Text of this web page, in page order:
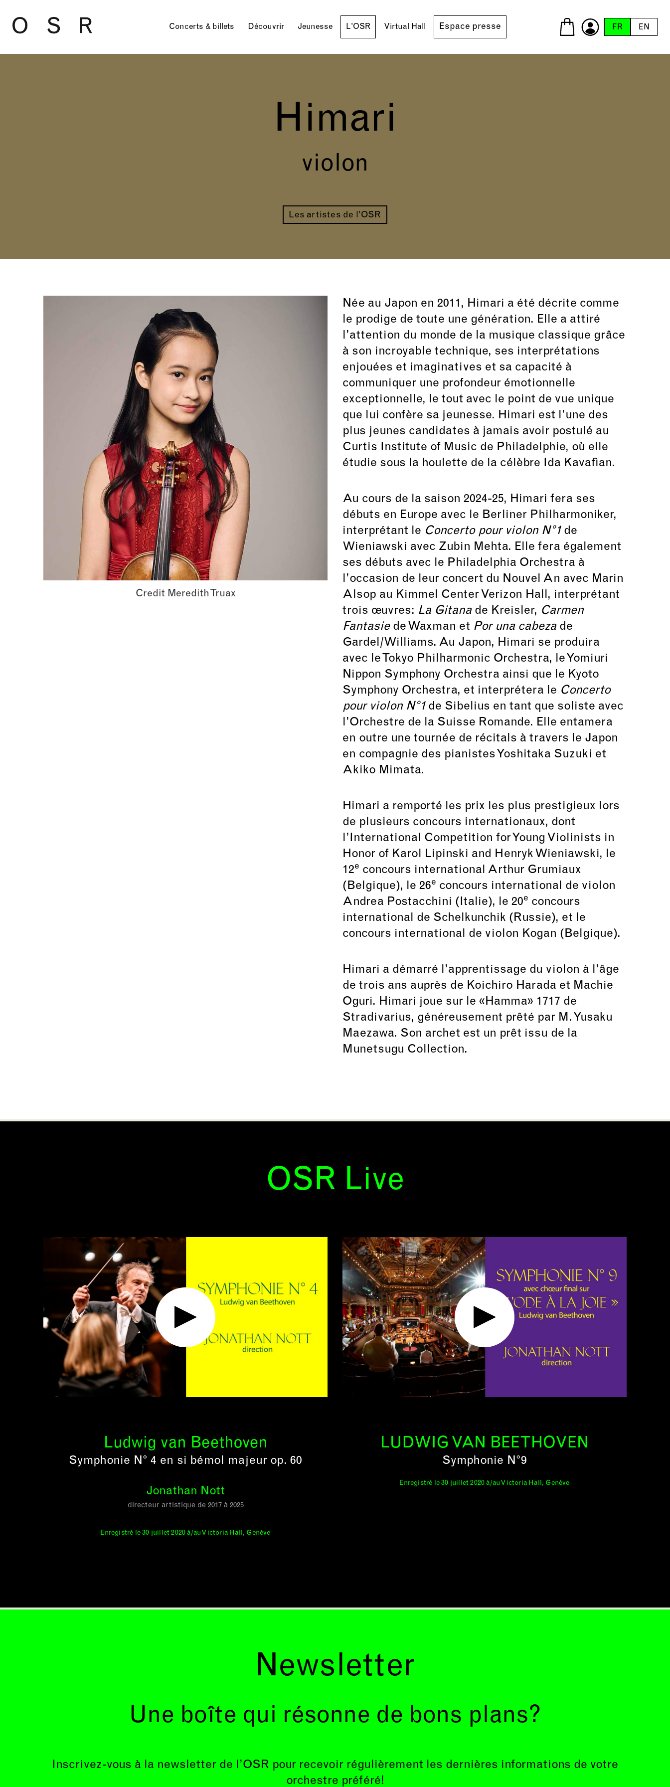
Concerts & billets Découvrir Jeunesse L'OSR Virtual Hall Espace presse FR EN
Himari
violon
Les artistes de l’OSR
Credit Meredith Truax
Née au Japon en 2011, Himari a été décrite comme
le prodige de toute une génération. Elle a attiré
l’attention du monde de la musique classique grâce
à son incroyable technique, ses interprétations
enjouées et imaginatives et sa capacité à
communiquer une profondeur émotionnelle
exceptionnelle, le tout avec le point de vue unique
que lui confère sa jeunesse. Himari est l’une des
plus jeunes candidates à jamais avoir postulé au
Curtis Institute of Music de Philadelphie, où elle
étudie sous la houlette de la célèbre Ida Kavafian.
Au cours de la saison 2024-25, Himari fera ses
débuts en Europe avec le Berliner Philharmoniker,
interprétant le Concerto pour violon N°1de
Wieniawski avec Zubin Mehta. Elle fera également
ses débuts avec le Philadelphia Orchestra à
l’occasion de leur concert du Nouvel An avec Marin
Alsop au Kimmel Center Verizon Hall, interprétant
trois œuvres: La Gitana de Kreisler, Carmen
Fantasiede Waxman et Por una cabeza de
Gardel/Williams. Au Japon, Himari se produira
avec le Tokyo Philharmonic Orchestra, le Yomiuri
Nippon Symphony Orchestra ainsi que le Kyoto
Symphony Orchestra, et interprétera le Concerto
pour violon N°1de Sibelius en tant que soliste avec
l’Orchestre de la Suisse Romande. Elle entamera
en outre une tournée de récitals à travers le Japon
en compagnie des pianistes Yoshitaka Suzuki et
Akiko Mimata.
Himari a remporté les prix les plus prestigieux lors
de plusieurs concours internationaux, dont
l’International Competition for Young Violinists in
Honor of Karol Lipinski and Henryk Wieniawski, le
12e concours international Arthur Grumiaux
(Belgique), le 26e concours international de violon
Andrea Postacchini (Italie), le 20e concours
international de Schelkunchik (Russie), et le
concours international de violon Kogan (Belgique).
Himari a démarré l’apprentissage du violon à l’âge
de trois ans auprès de Koichiro Harada et Machie
Oguri. Himari joue sur le «Hamma» 1717 de
Stradivarius, généreusement prêté par M. Yusaku
Maezawa. Son archet est un prêt issu de la
Munetsugu Collection.
OSR Live
Ludwig van Beethoven
Symphonie N° 4 en si bémol majeur op. 60
Jonathan Nott
directeur artistique de 2017 à 2025
Enregistré le 30 juillet 2020 à/au Victoria Hall, Genève
LUDWIG VAN BEETHOVEN
Symphonie N°9
Enregistré le 30 juillet 2020 à/au Victoria Hall, Genève
Newsletter
Une boîte qui résonne de bons plans?
Inscrivez-vous à la newsletter de l’OSR pour recevoir régulièrement les dernières informations de votre
orchestre préféré!